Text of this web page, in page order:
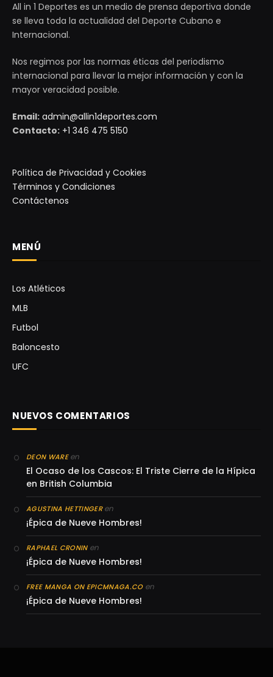
All in 1 Deportes es un medio de prensa deportiva donde
se lleva toda la actualidad del Deporte Cubano e
Internacional.
Nos regimos por las normas éticas del periodismo
internacional para llevar la mejor información y con la
mayor veracidad posible.
Email: admin@allin1deportes.com
Contacto: +1 346 475 5150
Política de Privacidad y Cookies
Términos y Condiciones
Contáctenos
MENÚ
Los Atléticos
MLB
Futbol
Baloncesto
UFC
NUEVOS COMENTARIOS
DEON WAREen
El Ocaso de los Cascos: El Triste Cierre de la Hípica
en British Columbia
AGUSTINA HETTINGERen
¡Épica de Nueve Hombres!
RAPHAEL CRONINen
¡Épica de Nueve Hombres!
FREE MANGA ON EPICMNAGA.COen
¡Épica de Nueve Hombres!